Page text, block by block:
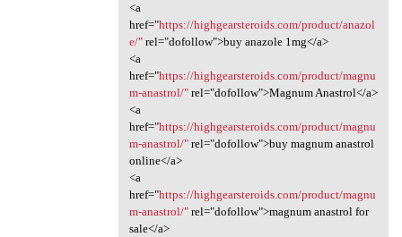
<a
href="https://highgearsteroids.com/product/anazol
e/"rel="dofollow">buy anazole 1mg</a>
<a
href="https://highgearsteroids.com/product/magnu
m-anastrol/"rel="dofollow">Magnum Anastrol</a>
<a
href="https://highgearsteroids.com/product/magnu
m-anastrol/"rel="dofollow">buy magnum anastrol
online</a>
<a
href="https://highgearsteroids.com/product/magnu
m-anastrol/"rel="dofollow">magnum anastrol for
sale</a>